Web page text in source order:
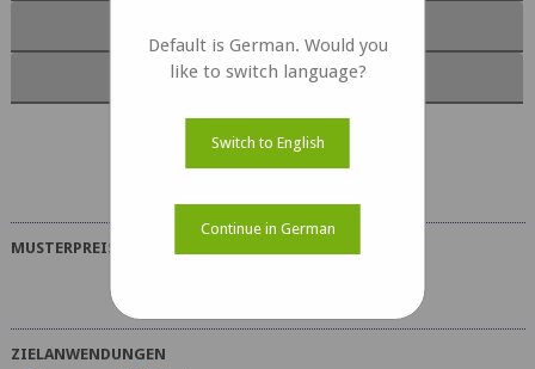
Anpassung
NileCAM81_CUNX Dokumente
MUSTERPREIS
ZIELANWENDUNGEN
Default is German. Would you
like to switch language?
Switch to English
Continue in German